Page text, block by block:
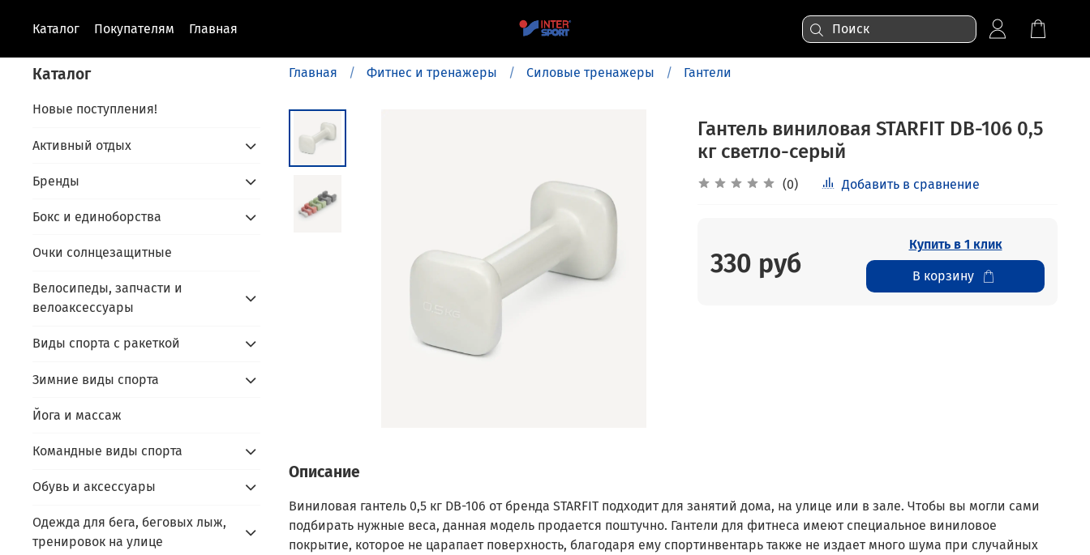
Каталог Покупателям Главная
Главная Фитнес и тренажеры Силовые тренажеры Гантели
Гантель виниловая STARFIT DB-106 0,5
кг светло-серый
(0) Добавить в сравнение
330 руб
Купить в 1 клик
В корзину
Описание
Виниловая гантель 0,5 кг DB-106 от бренда STARFIT подходит для занятий дома, на улице или в зале. Чтобы вы могли сами
подбирать нужные веса, данная модель продается поштучно. Гантели для фитнеса имеют специальное виниловое
покрытие, которое не царапает поверхность, благодаря ему спортинвентарь также не издает много шума при случайных
Каталог
Новые поступления!
Активный отдых
Бренды
Бокс и единоборства
Очки солнцезащитные
Велосипеды, запчасти и
велоаксессуары
Виды спорта с ракеткой
Зимние виды спорта
Йога и массаж
Командные виды спорта
Обувь и аксессуары
Одежда для бега, беговых лыж,
тренировок на улице